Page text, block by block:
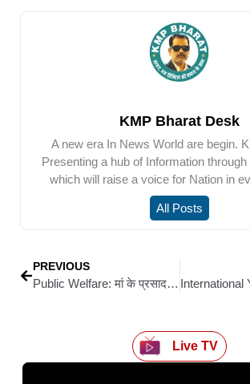
KMP Bharat Desk
A new era In News World are begin.
Presenting a hub of Information
which will raise a voice for Nation in
All Posts
PREVIOUS
Public Welfare: मां के प्रसाद वितरण अभियान का पांचवां सप्ताह: समाजसेवियों ने कहा— जनसेवा से बड़ा कोई धर्म नहीं
Live TV